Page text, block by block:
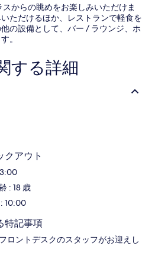
からの眺めをお楽しみいただけま
ただけるほか、レストランで軽食を
の設備として、バー / ラウンジ、ホ
。
する詳細
アウト
: 18 歳
10:00
特記事項
ロントデスクのスタッフがお迎えし